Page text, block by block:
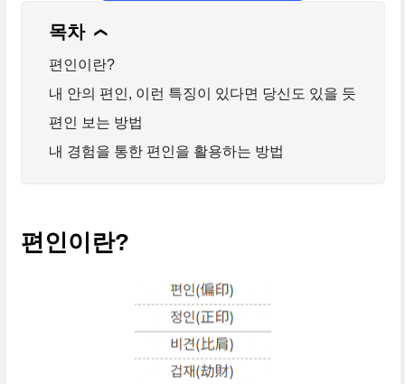
목차 ❯
편인이란?
내 안의 편인, 이런 특징이 있다면 당신도 있을 듯
편인 보는 방법
내 경험을 통한 편인을 활용하는 방법
편인이란?